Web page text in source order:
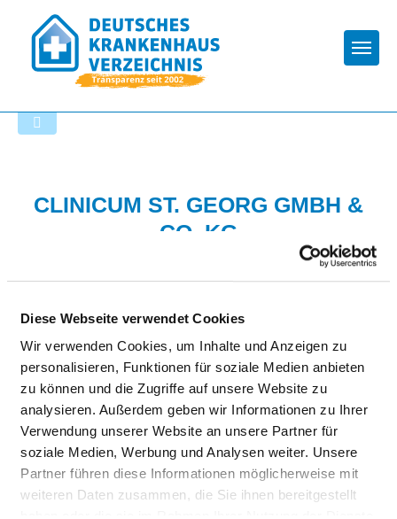
Diese Webseite verwendet Cookies
Wir verwenden Cookies, um Inhalte und Anzeigen zu
personalisieren, Funktionen für soziale Medien anbieten
zu können und die Zugriffe auf unsere Website zu
analysieren. Außerdem geben wir Informationen zu Ihrer
Verwendung unserer Website an unsere Partner für
soziale Medien, Werbung und Analysen weiter. Unsere
Partner führen diese Informationen möglicherweise mit
weiteren Daten zusammen, die Sie ihnen bereitgestellt
CLINICUM ST. GEORG GMBH &
CO. KG
HYGIENE
HYGIENEBEAUFTRAGTE/R
Ein/e Hygienebeauftragte/r wurde nicht